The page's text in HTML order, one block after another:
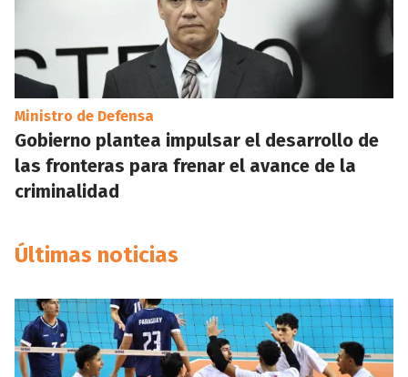
Ministro de Defensa
Gobierno plantea impulsar el desarrollo de
las fronteras para frenar el avance de la
criminalidad
Últimas noticias